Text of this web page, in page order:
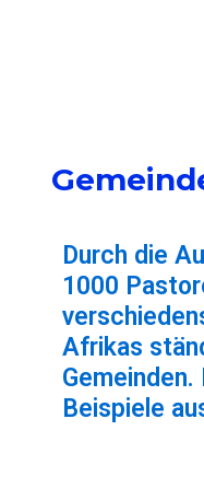
Durch die
1000
Afrikas
Beispiele